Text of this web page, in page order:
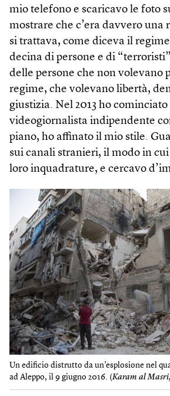
mio telefono e scaricavo le foto
mostrare che c’era davvero una
si trattava, come diceva il
decina di persone e di
delle persone che non volevano
regime, che volevano libertà,
giustizia. Nel 2013 ho
videogiornalista indipendente
piano, ho affinato il mio stile.
sui canali stranieri, il modo in
loro inquadrature, e cercavo
Un edificio distrutto da un’esplosione nel
ad Aleppo, il 9 giugno 2016. (Karam al